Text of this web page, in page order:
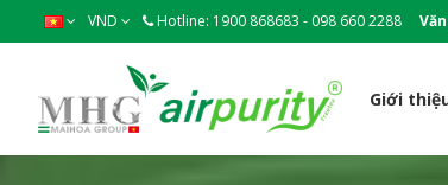
VND Hotline: 1900 868683 - 098 660 2288
Giới